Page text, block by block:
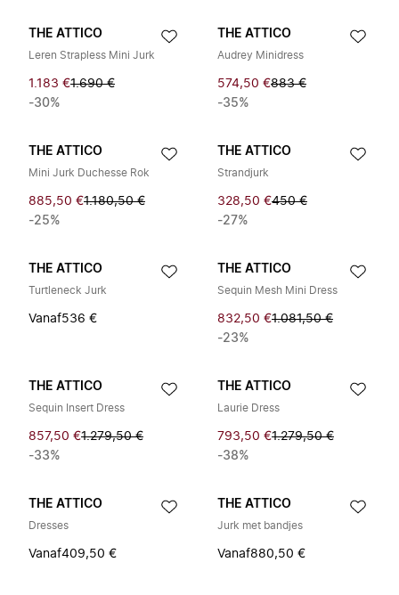
THE ATTICO
Leren Strapless Mini Jurk
1.183 €1.690 €
-30%
THE ATTICO
Audrey Minidress
574,50 €883 €
-35%
THE ATTICO
Mini Jurk Duchesse Rok
885,50 €1.180,50 €
-25%
THE ATTICO
Strandjurk
328,50 €450 €
-27%
THE ATTICO
Turtleneck Jurk
Vanaf536 €
THE ATTICO
Sequin Mesh Mini Dress
832,50 €1.081,50 €
-23%
THE ATTICO
Sequin Insert Dress
857,50 €1.279,50 €
-33%
THE ATTICO
Laurie Dress
793,50 €1.279,50 €
-38%
THE ATTICO
Dresses
Vanaf409,50 €
THE ATTICO
Jurk met bandjes
Vanaf880,50 €